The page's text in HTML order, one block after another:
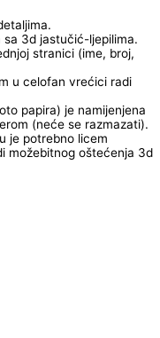
sa 3d jastučić-ljepilima.
stranici (ime, broj,
u celofan vrećici radi
papira) je namijenjena
(neće se razmazati).
je potrebno licem
možebitnog oštećenja 3d